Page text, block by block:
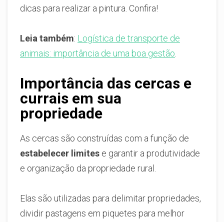
dicas para realizar a pintura. Confira!
Leia também: Logística de transporte de
animais: importância de uma boa gestão
Importância das cercas e
currais em sua
propriedade
As cercas são construídas com a função de
estabelecer limites e garantir a produtividade
e organização da propriedade rural.
Elas são utilizadas para delimitar propriedades,
dividir pastagens em piquetes para melhor